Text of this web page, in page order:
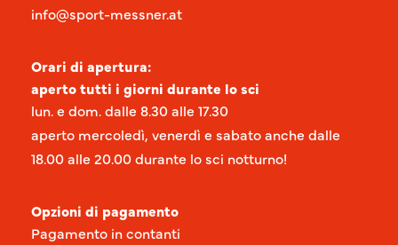
info@sport-messner.at
Orari di apertura:
aperto tutti i giorni durante lo sci
lun. e dom. dalle 8.30 alle 17.30
aperto mercoledì, venerdì e sabato anche dalle
18.00 alle 20.00 durante lo sci notturno!
Opzioni di pagamento
Pagamento in contanti